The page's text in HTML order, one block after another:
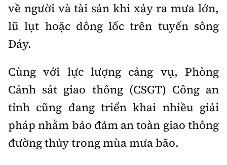
về người và tài sản khi xảy ra mưa lớn,
lũ lụt hoặc dông lốc trên tuyến sông
Đáy.
Cùng với lực lượng cảng vụ, Phòng
Cảnh sát giao thông (CSGT) Công an
tỉnh cũng đang triển khai nhiều giải
pháp nhằm bảo đảm an toàn giao thông
đường thủy trong mùa mưa bão.